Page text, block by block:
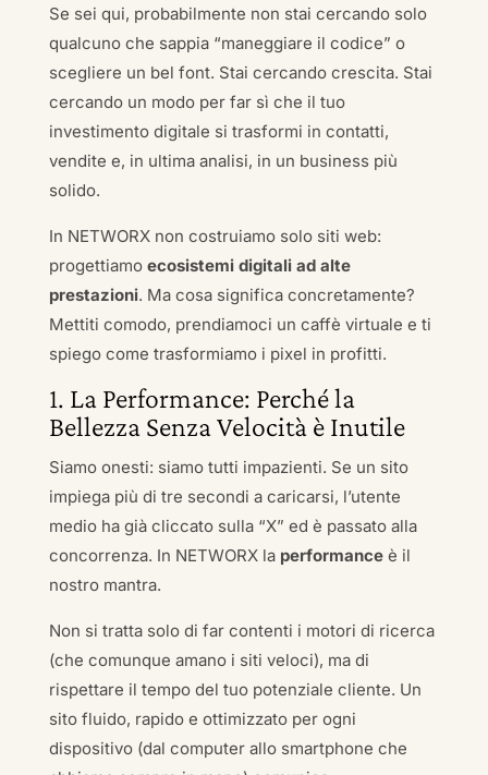
Se sei qui, probabilmente non stai cercando solo
qualcuno che sappia “maneggiare il codice” o
scegliere un bel font. Stai cercando crescita. Stai
cercando un modo per far sì che il tuo
investimento digitale si trasformi in contatti,
vendite e, in ultima analisi, in un business più
solido.
In NETWORX non costruiamo solo siti web:
progettiamo ecosistemi digitali ad alte
prestazioni. Ma cosa significa concretamente?
Mettiti comodo, prendiamoci un caffè virtuale e ti
spiego come trasformiamo i pixel in profitti.
1. La Performance: Perché la
Bellezza Senza Velocità è Inutile
Siamo onesti: siamo tutti impazienti. Se un sito
impiega più di tre secondi a caricarsi, l’utente
medio ha già cliccato sulla “X” ed è passato alla
concorrenza. In NETWORX la performanceè il
nostro mantra.
Non si tratta solo di far contenti i motori di ricerca
(che comunque amano i siti veloci), ma di
rispettare il tempo del tuo potenziale cliente. Un
sito fluido, rapido e ottimizzato per ogni
dispositivo (dal computer allo smartphone che